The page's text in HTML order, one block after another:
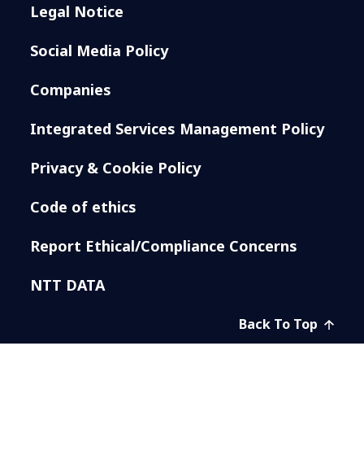
Legal Notice
Social Media Policy
Companies
Integrated Services Management Policy
Privacy & Cookie Policy
Code of ethics
Report Ethical/Compliance Concerns
NTT DATA
Back To Top